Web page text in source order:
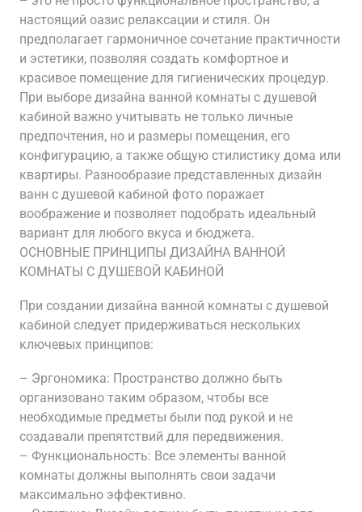
настоящий оазис релаксации и стиля. Он
предполагает гармоничное сочетание практичности
и эстетики, позволяя создать комфортное и
красивое помещение для гигиенических процедур.
При выборе дизайна ванной комнаты с душевой
кабиной важно учитывать не только личные
предпочтения, но и размеры помещения, его
конфигурацию, а также общую стилистику дома или
квартиры. Разнообразие представленных дизайн
ванн с душевой кабиной фото поражает
воображение и позволяет подобрать идеальный
вариант для любого вкуса и бюджета.
ОСНОВНЫЕ ПРИНЦИПЫ ДИЗАЙНА ВАННОЙ
КОМНАТЫ С ДУШЕВОЙ КАБИНОЙ
При создании дизайна ванной комнаты с душевой
кабиной следует придерживаться нескольких
ключевых принципов:
– Эргономика: Пространство должно быть
организовано таким образом, чтобы все
необходимые предметы были под рукой и не
создавали препятствий для передвижения.
– Функциональность: Все элементы ванной
комнаты должны выполнять свои задачи
максимально эффективно.